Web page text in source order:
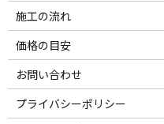
施工の流れ
価格の目安
お問い合わせ
プライバシーポリシー